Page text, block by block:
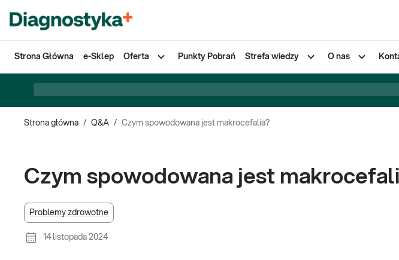
Strona Główna e-Sklep Oferta Punkty Pobrań Strefa wiedzy O nas
Strona główna / Q&A / Czym spowodowana jest makrocefalia?
Czym spowodowana jest
Problemy zdrowotne
14 listopada 2024